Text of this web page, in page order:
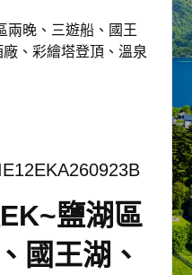
兩晚、三遊船、國王
、彩繪塔登頂、溫泉
鹽湖區
國王湖、